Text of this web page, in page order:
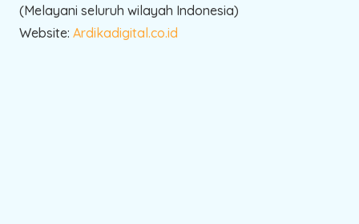
(Melayani seluruh wilayah Indonesia)
Website: Ardikadigital.co.id